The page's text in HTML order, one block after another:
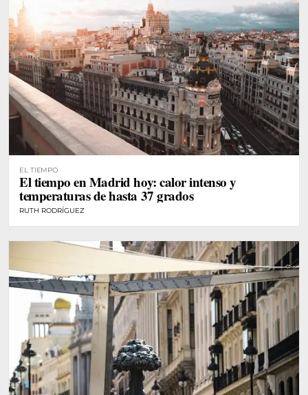
EL TIEMPO
El tiempo en Madrid hoy: calor intenso y
temperaturas de hasta 37 grados
RUTH RODRÍGUEZ